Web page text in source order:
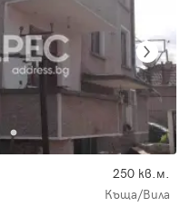
250 кв.м.
Къща/Вила